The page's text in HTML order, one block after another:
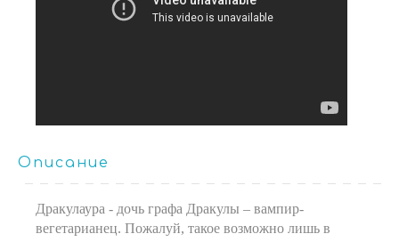
Описание
Дракулаура - дочь графа Дракулы – вампир-
вегетарианец. Пожалуй, такое возможно лишь в